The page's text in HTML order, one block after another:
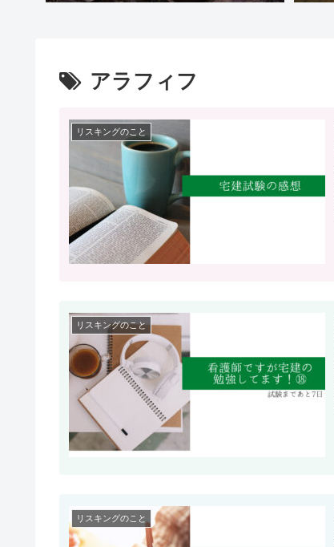
アラフィフ
リスキングのこと
リスキングのこと
リスキングのこと